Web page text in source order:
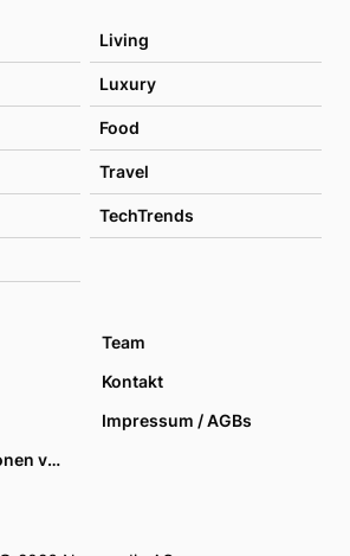
Living
Luxury
Food
Travel
TechTrends
Team
Kontakt
Impressum / AGBs
Datenschutzoptionen verwalten